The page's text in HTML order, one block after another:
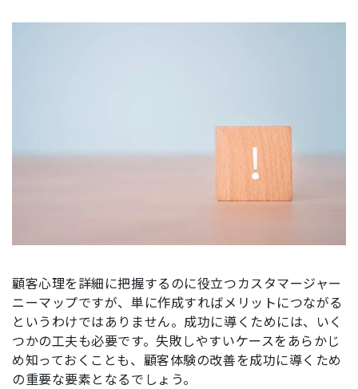
顧客心理を詳細に把握するのに役立つカスタマージャー
ニーマップですが、単に作成すればメリットにつながる
というわけではありません。成功に導くためには、いく
つかの工夫も必要です。失敗しやすいケースをあらかじ
め知っておくことも、顧客体験の改善を成功に導くため
の重要な要素となるでしょう。